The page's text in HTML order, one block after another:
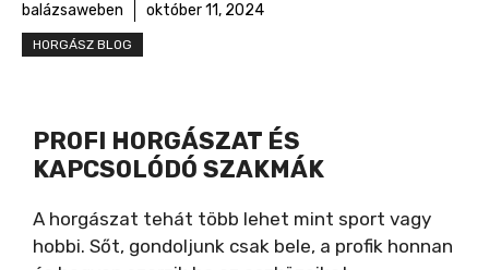
balázsaweben október 11, 2024
HORGÁSZ BLOG
PROFI HORGÁSZAT ÉS
KAPCSOLÓDÓ SZAKMÁK
A horgászat tehát több lehet mint sport vagy
hobbi. Sőt, gondoljunk csak bele, a profik honnan